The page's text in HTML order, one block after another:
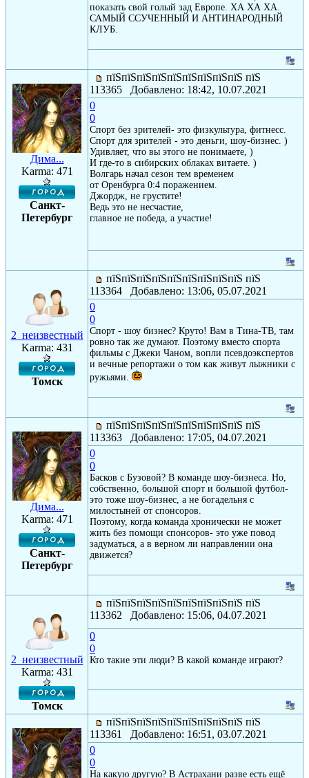
показать свой голый зад Европе. ХА ХА ХА.
САМЫЙ ССУЧЕННЫЙ И АНТИНАРОДНЫЙ
КЛУБ.
Дима...
Karma: 471
Санкт-
Петербург
пїЅпїЅпїЅпїЅпїЅпїЅпїЅпїЅпїЅ пїЅ
113365 Добавлено: 18:42, 10.07.2021
0
0
Спорт без зрителей- это физкультура, фитнесс.
Спорт для зрителей - это деньги, шоу-бизнес. )
Удивляет, что вы этого не понимаете, )
И где-то в сибирских облаках витаете. )
Волгарь начал сезон тем временем
от Оренбурга 0:4 поражением.
Джордж, не грустите!
Ведь это не несчастие,
главное не победа, а участие!
2_неизвестный
Karma: 431
Томск
пїЅпїЅпїЅпїЅпїЅпїЅпїЅпїЅпїЅ пїЅ
113364 Добавлено: 13:06, 05.07.2021
0
0
Спорт - шоу бизнес? Круто! Вам в Тина-ТВ, там
ровно так же думают. Поэтому вместо спорта
фильмы с Джеки Чаном, вопли псевдоэкспертов
и вечные репортажи о том как живут лыжники с
ружьями.
Дима...
Karma: 471
Санкт-
Петербург
пїЅпїЅпїЅпїЅпїЅпїЅпїЅпїЅпїЅ пїЅ
113363 Добавлено: 17:05, 04.07.2021
0
0
Басков с Бузовой? В команде шоу-бизнеса. Но,
собственно, большой спорт и большой футбол-
это тоже шоу-бизнес, а не богадельня с
милостыней от спонсоров.
Поэтому, когда команда хронически не может
жить без помощи спонсоров- это уже повод
задуматься, а в верном ли направлении она
движется?
2_неизвестный
Karma: 431
Томск
пїЅпїЅпїЅпїЅпїЅпїЅпїЅпїЅпїЅ пїЅ
113362 Добавлено: 15:06, 04.07.2021
0
0
Кто такие эти люди? В какой команде играют?
пїЅпїЅпїЅпїЅпїЅпїЅпїЅпїЅпїЅ пїЅ
113361 Добавлено: 16:51, 03.07.2021
0
0
На какую другую? В Астрахани разве есть ещё